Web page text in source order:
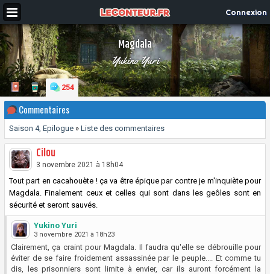
Connexion
Magdala
Yukino Yuri
254
Commentaires
Saison 4, Epilogue » Liste des commentaires
Cilou
3 novembre 2021 à 18h04
Tout part en cacahouète ! ça va être épique par contre je m'inquiète pour
Magdala. Finalement ceux et celles qui sont dans les geôles sont en
sécurité et seront sauvés.
Yukino Yuri
3 novembre 2021 à 18h23
Clairement, ça craint pour Magdala. Il faudra qu'elle se débrouille pour
éviter de se faire froidement assassinée par le peuple.... Et comme tu
dis, les prisonniers sont limite à envier, car ils auront forcément la